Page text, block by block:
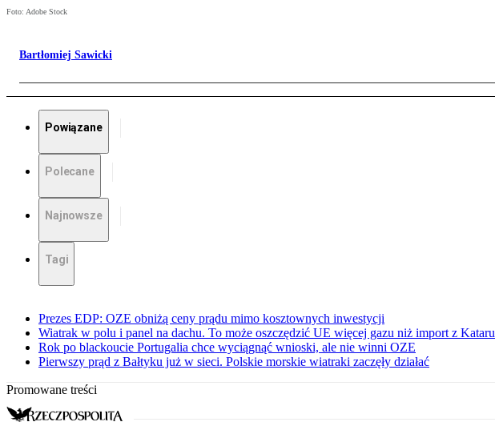
Foto: Adobe Stock
Bartłomiej Sawicki
Powiązane
Polecane
Najnowsze
Tagi
Prezes EDP: OZE obniżą ceny prądu mimo kosztownych inwestycji
Wiatrak w polu i panel na dachu. To może oszczędzić UE więcej gazu niż import z Kataru
Rok po blackoucie Portugalia chce wyciągnąć wnioski, ale nie winni OZE
Pierwszy prąd z Bałtyku już w sieci. Polskie morskie wiatraki zaczęły działać
Promowane treści